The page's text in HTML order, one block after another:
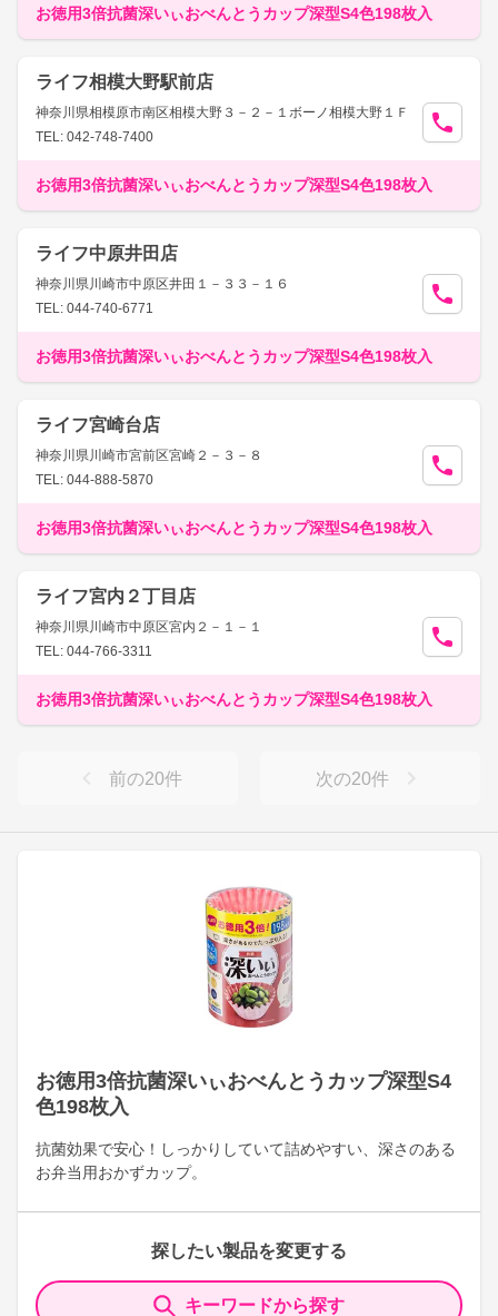
お徳用3倍抗菌深いぃおべんとうカップ深型S4
色198枚入
抗菌効果で安心！しっかりしていて詰めやすい、深さのある
お弁当用おかずカップ。
探したい製品を変更する
キーワードから探す
お徳用3倍抗菌深いぃおべんとうカップ深型S4色198枚入
ライフ相模大野駅前店
神奈川県相模原市南区相模大野３－２－１ボーノ相模大野１Ｆ
TEL: 042-748-7400
お徳用3倍抗菌深いぃおべんとうカップ深型S4色198枚入
ライフ中原井田店
神奈川県川崎市中原区井田１－３３－１６
TEL: 044-740-6771
お徳用3倍抗菌深いぃおべんとうカップ深型S4色198枚入
ライフ宮崎台店
神奈川県川崎市宮前区宮崎２－３－８
TEL: 044-888-5870
お徳用3倍抗菌深いぃおべんとうカップ深型S4色198枚入
ライフ宮内２丁目店
神奈川県川崎市中原区宮内２－１－１
TEL: 044-766-3311
お徳用3倍抗菌深いぃおべんとうカップ深型S4色198枚入
前の20件 次の20件